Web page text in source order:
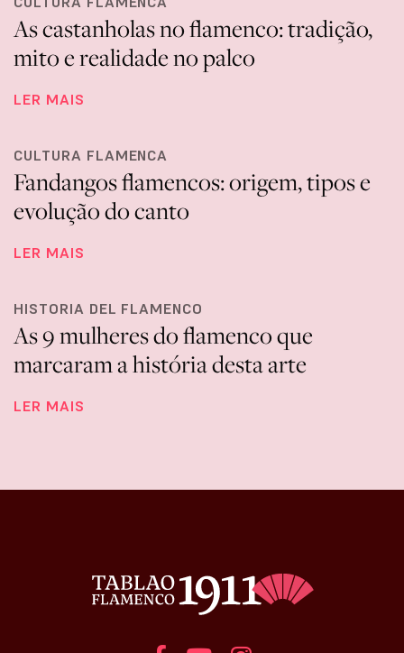
As castanholas no flamenco: tradição,
mito e realidade no palco
LER MAIS
CULTURA FLAMENCA
Fandangos flamencos: origem, tipos e
evolução do canto
LER MAIS
HISTORIA DEL FLAMENCO
As 9 mulheres do flamenco que
marcaram a história desta arte
LER MAIS